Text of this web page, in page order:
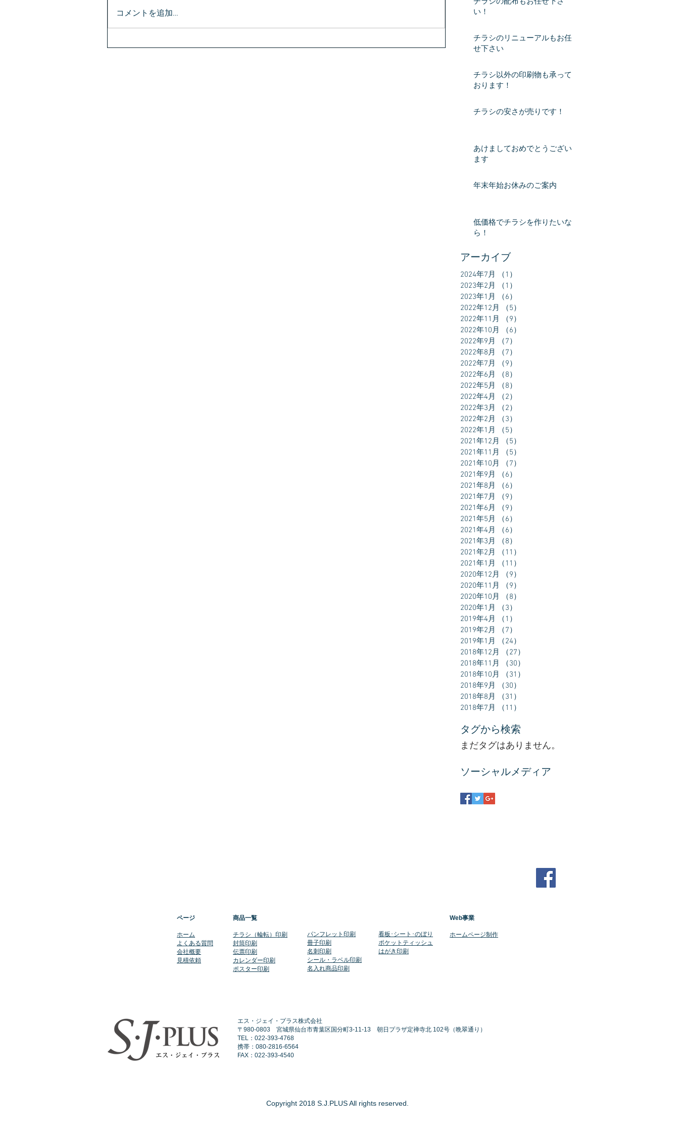
コメントを追加…
い！
チラシのリニューアルもお任
せ下さい
チラシ以外の印刷物も承って
おります！
チラシの安さが売りです！
あけましておめでとうござい
ます
年末年始お休みのご案内
低価格でチラシを作りたいな
ら！
アーカイブ
2024年7月 （1）
2023年2月
（1）
2023年1月
（6）
2022年12月
（5）
2022年11月
（9）
2022年10月
（6）
2022年9月
（7）
2022年8月
（7）
2022年7月
（9）
2022年6月
（8）
2022年5月
（8）
2022年4月
（2）
2022年3月
（2）
2022年2月
（3）
2022年1月
（5）
2021年12月
（5）
2021年11月
（5）
2021年10月
（7）
2021年9月
（6）
2021年8月
（6）
2021年7月
（9）
2021年6月
（9）
2021年5月
（6）
2021年4月
（6）
2021年3月
（8）
2021年2月
（11）
2021年1月
（11）
2020年12月
（9）
2020年11月
（9）
2020年10月
（8）
2020年1月
（3）
2019年4月
（1）
2019年2月
（7）
2019年1月
（24）
2018年12月
（27）
2018年11月
（30）
2018年10月
（31）
2018年9月
（30）
2018年8月
（31）
2018年7月
（11）
タグから検索
まだタグはありません。
ソーシャルメディア
ページ
​ホーム
よくある質問
会社概要
​見積依頼
商品一覧
​チラシ（輪転）印刷
封筒印刷
伝票印刷
​カレンダー印刷
​ポスター印刷
​パンフレット印刷
冊子印刷
名刺印刷
シール・ラベル印刷
​名入れ商品印刷
​看板･シート･のぼり
ポケットティッシュ
​はがき印刷
Web事業
​ホームページ制作
エス・ジェイ・プラス株式会社
〒980-0803 宮城県仙台市青葉区国分町3-11-13 朝日プラザ定禅寺北 102号（晩翠通り）
TEL：022-393-4768
​携帯：080-2816-6564
FAX：022-393-4540
Copyright 2018 S.J.PLUS All rights reserved.